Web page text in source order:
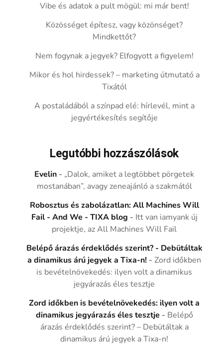
Vibe és adatok a pult mögül: mi már bent!
Közösséget építesz, vagy közönséget?
Mindkettőt?
Nem fogynak a jegyek? Elfogyott a figyelem!
Mikor és hol hirdessek? – marketing útmutató a
Tixától
A postaládából a színpad elé: hírlevél, mint a
jegyértékesítés segítője
Legutóbbi hozzászólások
Evelin - „Dalok, amiket a legtöbbet pörgetek
mostanában”, avagy zeneajánló a szakmától
Robosztus és zabolázatlan: All Machines Will
Fail - And We - TIXA blog - Itt van iamyank új
projektje, az All Machines Will Fail
Belépő árazás érdeklődés szerint? - Debütáltak
a dinamikus árú jegyek a Tixa-n! -Zord időkben
is bevételnövekedés: ilyen volt a dinamikus
jegyárazás éles tesztje
Zord időkben is bevételnövekedés: ilyen volt a
dinamikus jegyárazás éles tesztje - Belépő
árazás érdeklődés szerint? – Debütáltak a
dinamikus árú jegyek a Tixa-n!